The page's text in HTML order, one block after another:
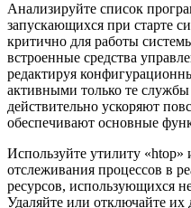
Анализируйте список
запускающихся при старте
критично для работы
встроенные средства
редактируя
активными только те
действительно ускоряют
обеспечивают основные
Используйте утилиту «htop»
отслеживания процессов в
ресурсов, использующихся
Удаляйте или отключайте